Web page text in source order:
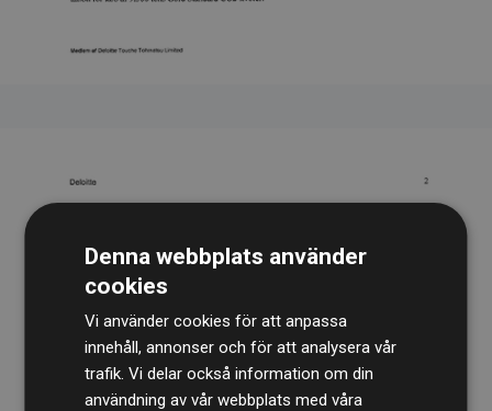
Denna webbplats använder
cookies
Vi använder cookies för att anpassa
innehåll, annonser och för att analysera vår
trafik. Vi delar också information om din
användning av vår webbplats med våra